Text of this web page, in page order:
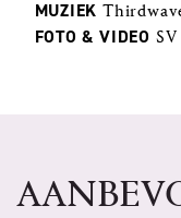
MUZIEK
FOTO & VIDEO